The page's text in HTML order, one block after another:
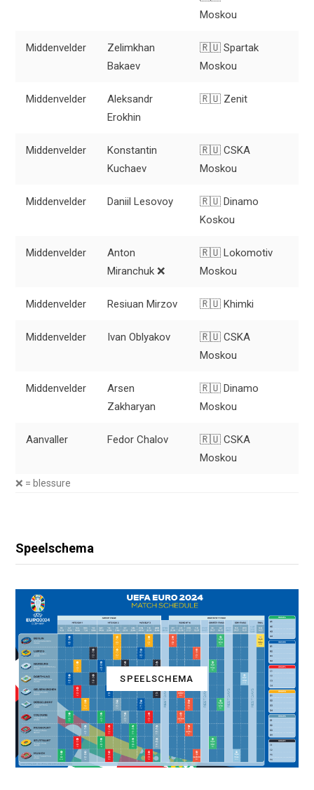
Moskou
Middenvelder
Zelimkhan
Bakaev
🇷🇺 Spartak
Moskou
Middenvelder
Aleksandr
Erokhin
🇷🇺 Zenit
Middenvelder
Konstantin
Kuchaev
🇷🇺 CSKA
Moskou
Middenvelder Daniil Lesovoy
🇷🇺 Dinamo
Koskou
Middenvelder
Anton
Miranchuk ❌
🇷🇺 Lokomotiv
Moskou
Middenvelder Resiuan Mirzov 🇷🇺 Khimki
Middenvelder Ivan Oblyakov
🇷🇺 CSKA
Moskou
Middenvelder
Arsen
Zakharyan
🇷🇺 Dinamo
Moskou
Aanvaller Fedor Chalov
🇷🇺 CSKA
Moskou
❌ = blessure
Speelschema
SPEELSCHEMA